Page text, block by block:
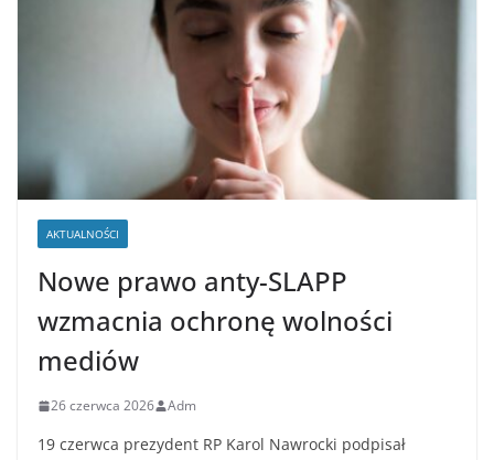
AKTUALNOŚCI
Nowe prawo anty-SLAPP
wzmacnia ochronę wolności
mediów
26 czerwca 2026 Adm
19 czerwca prezydent RP Karol Nawrocki podpisał